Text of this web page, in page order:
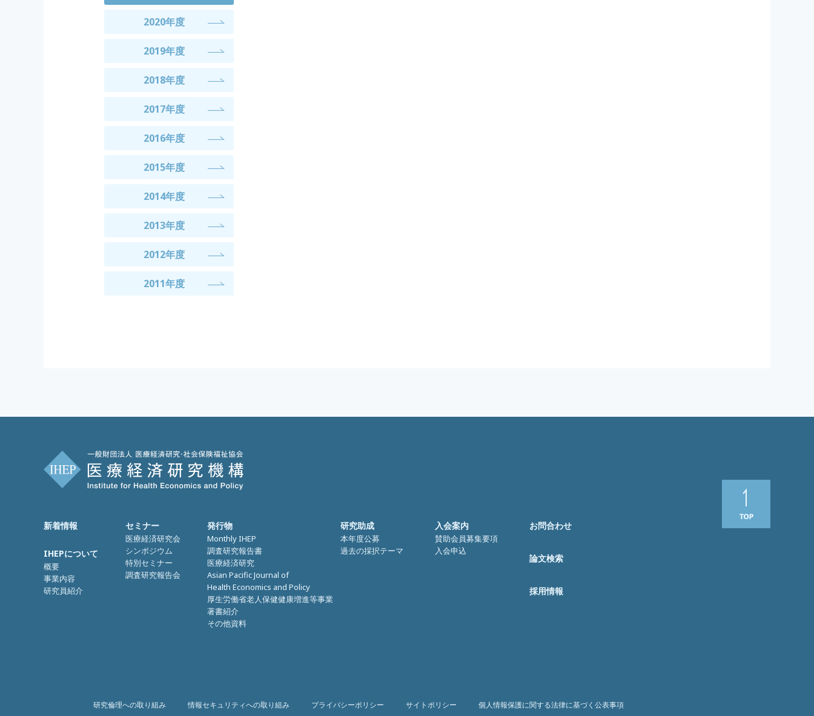
2020年度
2019年度
2018年度
2017年度
2016年度
2015年度
2014年度
2013年度
2012年度
2011年度
新着情報
IHEPについて
概要
事業内容
研究員紹介
セミナー
医療経済研究会
シンポジウム
特別セミナー
調査研究報告会
発行物
Monthly IHEP
調査研究報告書
医療経済研究
Asian Pacific Journal of
Health Economics and Policy
厚生労働省老人保健健康増進等事業
著書紹介
その他資料
研究助成
本年度公募
過去の採択テーマ
入会案内
賛助会員募集要項
入会申込
お問合わせ
論文検索
採用情報
研究倫理への取り組み 情報セキュリティへの取り組み プライバシーポリシー サイトポリシー 個人情報保護に関する法律に基づく公表事項